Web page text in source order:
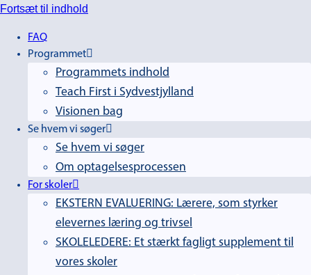
Fortsæt til indhold
FAQ
Programmet
Programmets indhold
Teach First i Sydvestjylland
Visionen bag
Se hvem vi søger
Se hvem vi søger
Om optagelsesprocessen
For skoler
EKSTERN EVALUERING: Lærere, som styrker
elevernes læring og trivsel
SKOLELEDERE: Et stærkt fagligt supplement til
vores skoler